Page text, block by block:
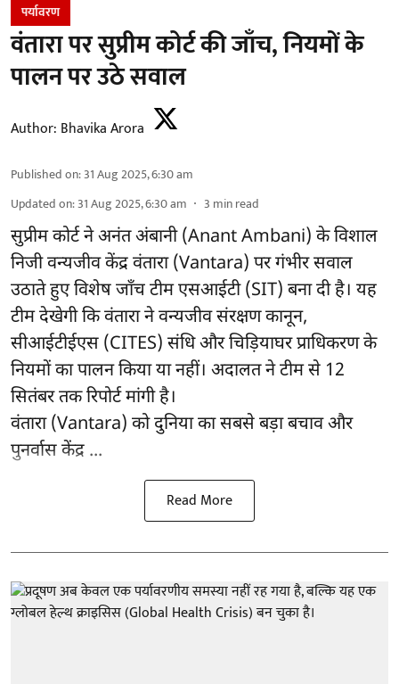
पर्यावरण
वंतारा पर सुप्रीम कोर्ट की जाँच, नियमों के
पालन पर उठे सवाल
Author: Bhavika Arora
Published on:31 Aug 2025, 6:30 am
Updated on:31 Aug 2025, 6:30 am 3 min read
सुप्रीम कोर्ट ने अनंत अंबानी (Anant Ambani) के विशाल
निजी वन्यजीव केंद्र वंतारा (Vantara) पर गंभीर सवाल
उठाते हुए विशेष जाँच टीम एसआईटी (SIT) बना दी है। यह
टीम देखेगी कि वंतारा ने वन्यजीव संरक्षण कानून,
सीआईटीईएस (CITES) संधि और चिड़ियाघर प्राधिकरण के
नियमों का पालन किया या नहीं। अदालत ने टीम से 12
सितंबर तक रिपोर्ट मांगी है।
वंतारा (Vantara) को दुनिया का सबसे बड़ा बचाव और
पुनर्वास केंद्र ...
Read More